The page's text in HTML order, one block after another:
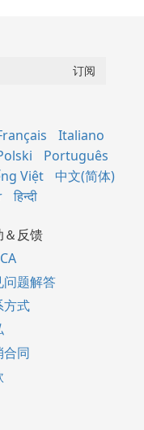
Italiano
Português
Việt
中文(简体)
हिन्दी
＆反馈
问题解答
方式
合同